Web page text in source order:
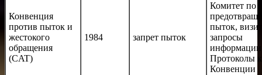
Конвенция
против пыток и
жестокого
обращения
(CAT)
1984 запрет пыток
Комитет по
пыток,
запросы
Протоколы к
Конвенции